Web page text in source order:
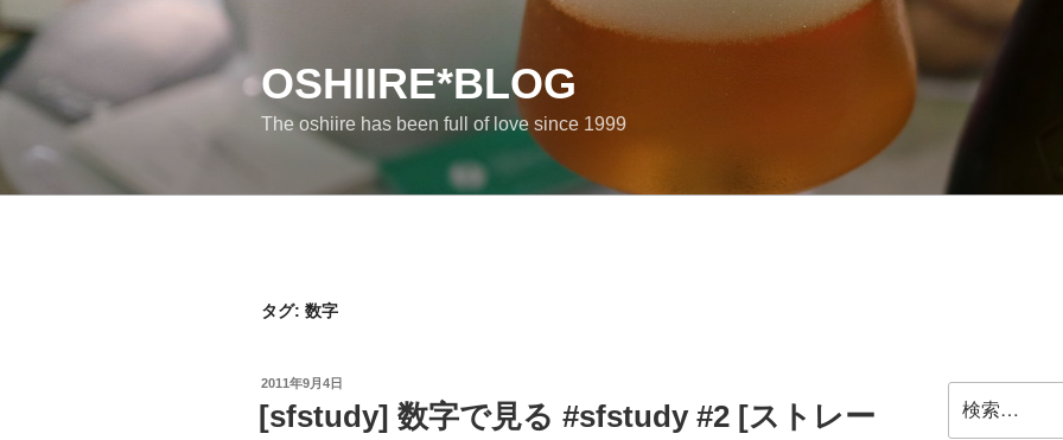
コ
ン
テ
ン
ス
OSHIIRE*BLOG
The oshiire has been full of love since 1999
タグ: 数字
投
日:
2011年9月4日
[sfstudy] 数字で見る #sfstudy #2 [ストレー
索: